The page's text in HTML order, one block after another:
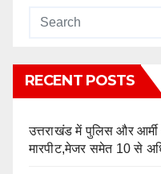
RECENT POSTS
उत्तराखंड में पुलिस और
मारपीट,मेजर समेत 10 से